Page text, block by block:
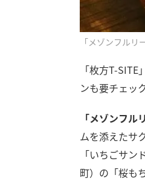
「メゾンフルリ
「枚方T-
ンも要チェック
「メゾンフル
ムを添えたサ
「いちごサ
町）の「桜も